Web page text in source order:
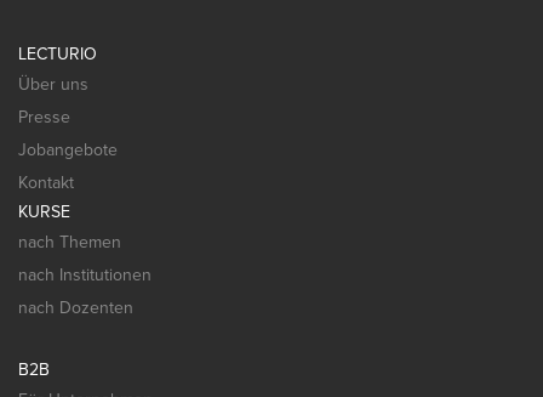
LECTURIO
Über uns
Presse
Jobangebote
Kontakt
KURSE
nach Themen
nach Institutionen
nach Dozenten
B2B